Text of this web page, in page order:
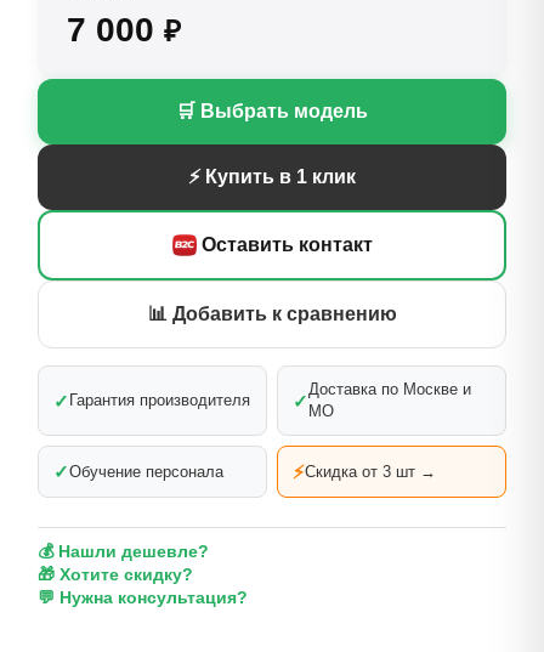
7 000 ₽
🛒 Выбрать модель
⚡ Купить в 1 клик
Оставить контакт
📊 Добавить к сравнению
✓ Гарантия производителя ✓
Доставка по Москве и
МО
✓Обучение персонала ⚡Скидка от 3 шт →
💰 Нашли дешевле?
🎁 Хотите скидку?
💬 Нужна консультация?